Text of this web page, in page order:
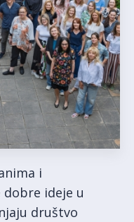
i
ideje u
društvo